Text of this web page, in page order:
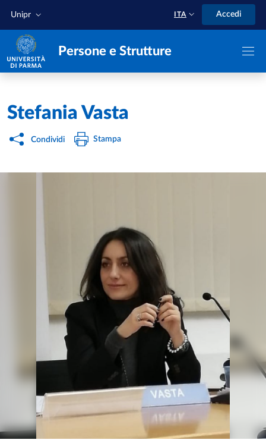
Unipr ITA Accedi
Persone e Strutture
Home /
Stefania Vasta
Condividi Stampa